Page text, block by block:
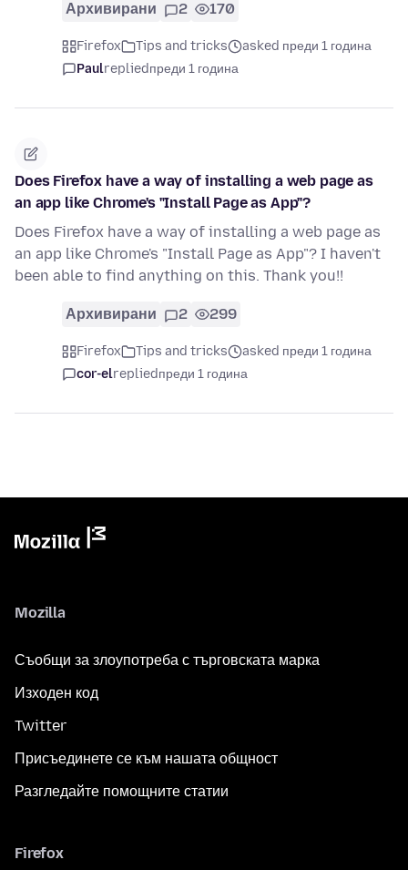
Архивирани 2 170
Firefox Tips and tricks
asked преди 1 година
Paulrepliedпреди 1 година
Does Firefox have a way of installing a web page as
an app like Chrome's "Install Page as App"?
Does Firefox have a way of installing a web page as
an app like Chrome's "Install Page as App"? I haven't
been able to find anything on this. Thank you!!
Архивирани 2 299
Firefox Tips and tricks
asked преди 1 година
cor-elrepliedпреди 1 година
Mozilla
Съобщи за злоупотреба с търговската марка
Изходен код
Twitter
Присъединете се към нашата общност
Разгледайте помощните статии
Firefox